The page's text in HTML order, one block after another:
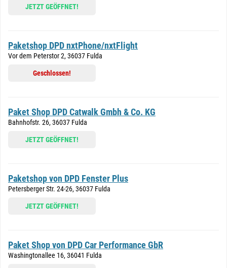
JETZT GEÖFFNET!
Paketshop DPD nxtPhone/nxtFlight
Vor dem Peterstor 2, 36037 Fulda
Geschlossen!
Paket Shop DPD Catwalk Gmbh & Co. KG
Bahnhofstr. 26, 36037 Fulda
JETZT GEÖFFNET!
Paketshop von DPD Fenster Plus
Petersberger Str. 24-26, 36037 Fulda
JETZT GEÖFFNET!
Paket Shop von DPD Car Performance GbR
Washingtonallee 16, 36041 Fulda